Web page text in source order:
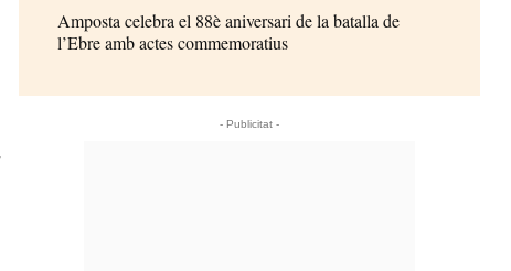
Amposta celebra el 88è aniversari de la batalla de
l’Ebre amb actes commemoratius
- Publicitat -